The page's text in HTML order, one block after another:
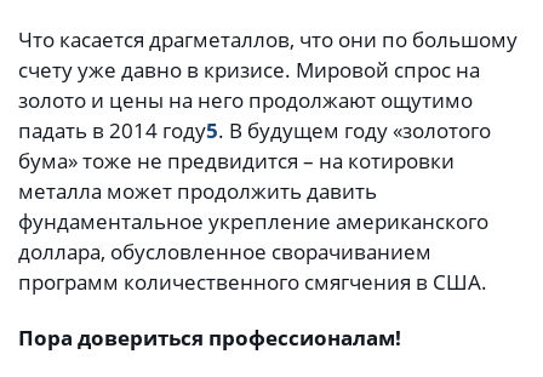
Что касается драгметаллов, что они по большому
счету уже давно в кризисе. Мировой спрос на
золото и цены на него продолжают ощутимо
падать в 2014 году5. В будущем году «золотого
бума» тоже не предвидится – на котировки
металла может продолжить давить
фундаментальное укрепление американского
доллара, обусловленное сворачиванием
программ количественного смягчения в США.
Пора довериться профессионалам!